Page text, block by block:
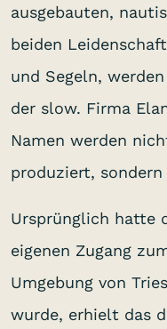
ausgebauten,
beiden
und Segeln,
der slow. Firma
Namen werden
produziert, sondern
Ursprünglich hatte
eigenen Zugang
Umgebung von
wurde, erhielt das